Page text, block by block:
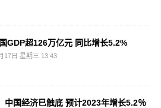
GDP超126万亿元 同比增长5.2%
17日 星期三 13:43
中国经济已触底 预计2023年增长5.2％